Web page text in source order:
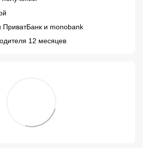
ПриватБанк и monobank
12 месяцев